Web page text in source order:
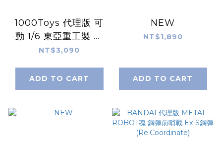
1000Toys 代理版 可
動 1/6 東亞重工製 合
成人間
NT$3,090
ADD TO CART
NEW
NT$1,890
ADD TO CART